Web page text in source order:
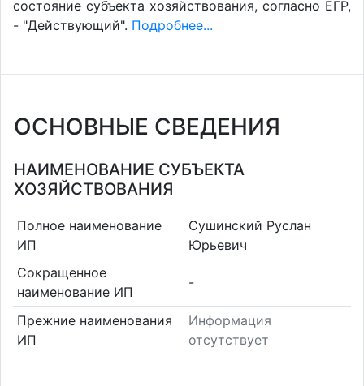
состояние субъекта хозяйствования, согласно ЕГР,
- "Действующий". Подробнее...
ОСНОВНЫЕ СВЕДЕНИЯ
НАИМЕНОВАНИЕ СУБЪЕКТА
ХОЗЯЙСТВОВАНИЯ
Полное наименование
ИП
Сушинский Руслан
Юрьевич
Сокращенное
наименование ИП
-
Прежние наименования
ИП
Информация
отсутствует